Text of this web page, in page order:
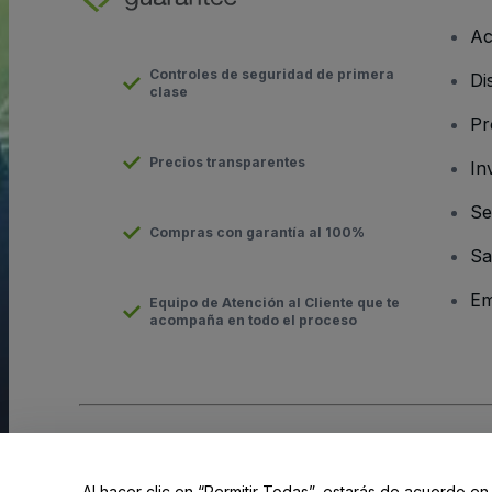
Controles de seguridad de primera
clase
Precios transparentes
Compras con garantía al 100%
Equipo de Atención al Cliente que te
acompaña en todo el proceso